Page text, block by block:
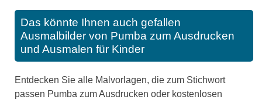
Das könnte Ihnen auch gefallen
Ausmalbilder von Pumba zum Ausdrucken
und Ausmalen für Kinder
Entdecken Sie alle Malvorlagen, die zum Stichwort
passen Pumba zum Ausdrucken oder kostenlosen